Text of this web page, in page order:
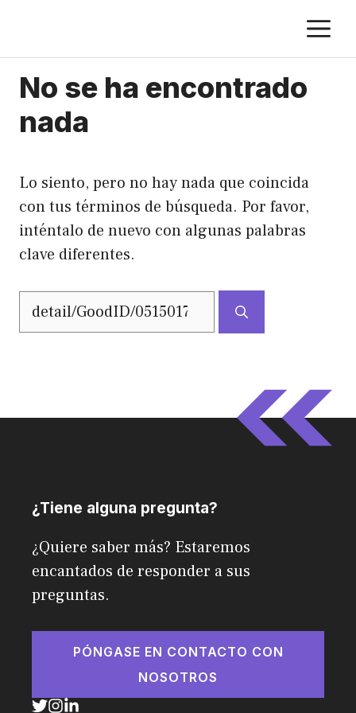
contenido
No se ha encontrado
nada
Lo siento, pero no hay nada que coincida
con tus términos de búsqueda. Por favor,
inténtalo de nuevo con algunas palabras
clave diferentes.
Buscar:
¿Tiene alguna pregunta?
¿Quiere saber más? Estaremos
encantados de responder a sus
preguntas.
PÓNGASE EN CONTACTO CON
NOSOTROS